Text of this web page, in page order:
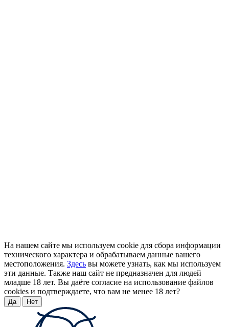
На нашем сайте мы используем cookie для сбора информации
технического характера и обрабатываем данные вашего
местоположения. Здесь вы можете узнать, как мы используем
эти данные. Также наш сайт не предназначен для людей
младше 18 лет. Вы даёте согласие на использование файлов
cookies и подтверждаете, что вам не менее 18 лет?
Да Нет